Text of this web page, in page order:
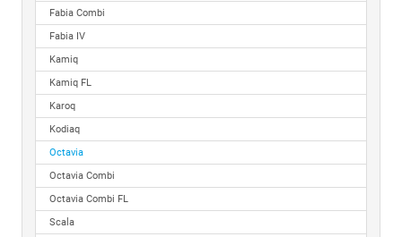
Fabia Combi
Fabia IV
Kamiq
Kamiq FL
Karoq
Kodiaq
Octavia
Octavia Combi
Octavia Combi FL
Scala